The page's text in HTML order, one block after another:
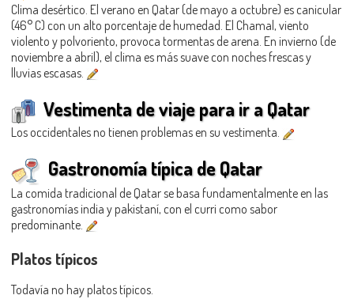
Clima desértico. El verano en Qatar (de mayo a octubre) es canicular
(46° C) con un alto porcentaje de humedad. El Chamal, viento
violento y polvoriento, provoca tormentas de arena. En invierno (de
noviembre a abril), el clima es más suave con noches frescas y
lluvias escasas.
Vestimenta de viaje para ir a Qatar
Los occidentales no tienen problemas en su vestimenta.
Gastronomía típica de Qatar
La comida tradicional de Qatar se basa fundamentalmente en las
gastronomías india y pakistaní, con el curri como sabor
predominante.
Platos típicos
Todavía no hay platos típicos.